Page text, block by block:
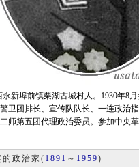
埠前镇栗湖古城村人。1930年8
卫团排长、宣传队队长、一连政治
师第五团代理政治委员。参加中央
政治家 ( 1891 ～ 1959)